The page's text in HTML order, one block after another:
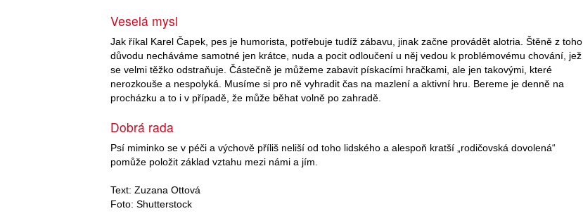
Veselá mysl
Jak říkal Karel Čapek, pes je humorista, potřebuje tudíž zábavu, jinak začne provádět alotria. Štěně z toho
důvodu necháváme samotné jen krátce, nuda a pocit odloučení u něj vedou k problémovému chování, jež
se velmi těžko odstraňuje. Částečně je můžeme zabavit pískacími hračkami, ale jen takovými, které
nerozkouše a nespolyká. Musíme si pro ně vyhradit čas na mazlení a aktivní hru. Bereme je denně na
procházku a to i v případě, že může běhat volně po zahradě.
Dobrá rada
Psí miminko se v péči a výchově příliš neliší od toho lidského a alespoň kratší „rodičovská dovolená“
pomůže položit základ vztahu mezi námi a jím.
Text: Zuzana Ottová
Foto: Shutterstock